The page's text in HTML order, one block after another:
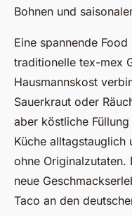
Bohnen und
Eine spannende
traditionelle tex-mex
Hausmannskost
Sauerkraut oder
aber köstliche
Küche alltagstauglich
ohne Originalzutaten.
neue
Taco an den